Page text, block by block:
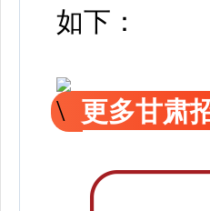
如下：
更多甘肃